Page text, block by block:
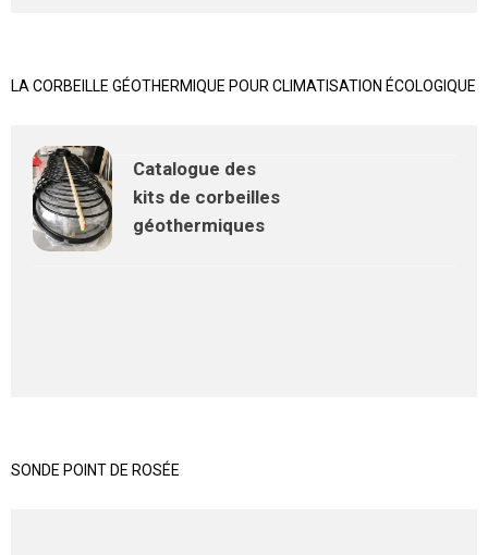
LA CORBEILLE GÉOTHERMIQUE POUR CLIMATISATION ÉCOLOGIQUE
Catalogue des
kits de corbeilles
géothermiques
SONDE POINT DE ROSÉE